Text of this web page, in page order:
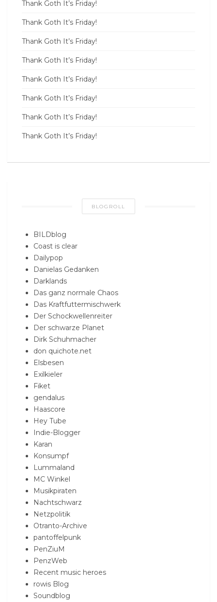
Thank Goth It’s Friday!
Thank Goth It’s Friday!
Thank Goth It’s Friday!
Thank Goth It’s Friday!
Thank Goth It’s Friday!
Thank Goth It’s Friday!
Thank Goth It’s Friday!
Thank Goth It’s Friday!
BLOGROLL
BILDblog
Coast is clear
Dailypop
Danielas Gedanken
Darklands
Das ganz normale Chaos
Das Kraftfuttermischwerk
Der Schockwellenreiter
Der schwarze Planet
Dirk Schuhmacher
don quichote.net
Elsbesen
Exilkieler
Fiket
gendalus
Haascore
Hey Tube
Indie-Blogger
Karan
Konsumpf
Lummaland
MC Winkel
Musikpiraten
Nachtschwarz
Netzpolitik
Otranto-Archive
pantoffelpunk
PenZiuM
PenzWeb
Recent music heroes
rowis Blog
Soundblog